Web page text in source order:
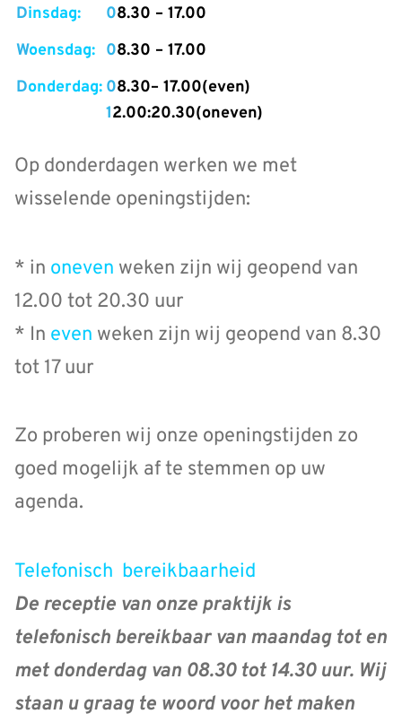
Dinsdag:
08.30 – 17.00
Woensdag:
08.30 – 17.00
Donderdag:
08.30– 17.00(even)
12.00:20.30(oneven)
Op donderdagen werken we met
wisselende openingstijden:
* in oneven weken zijn wij geopend van
12.00 tot 20.30 uur
* In even weken zijn wij geopend van 8.30
tot 17 uur
Zo proberen wij onze openingstijden zo
goed mogelijk af te stemmen op uw
agenda.
Telefonisch bereikbaarheid
De receptie van onze praktijk is
telefonisch bereikbaar van maandag tot en
met donderdag van 08.30 tot 14.30 uur. Wij
staan u graag te woord voor het maken